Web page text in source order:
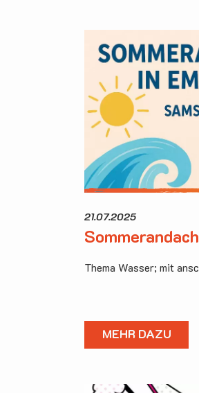
21.07.2025
Thema Wasser; mit
MEHR DAZU